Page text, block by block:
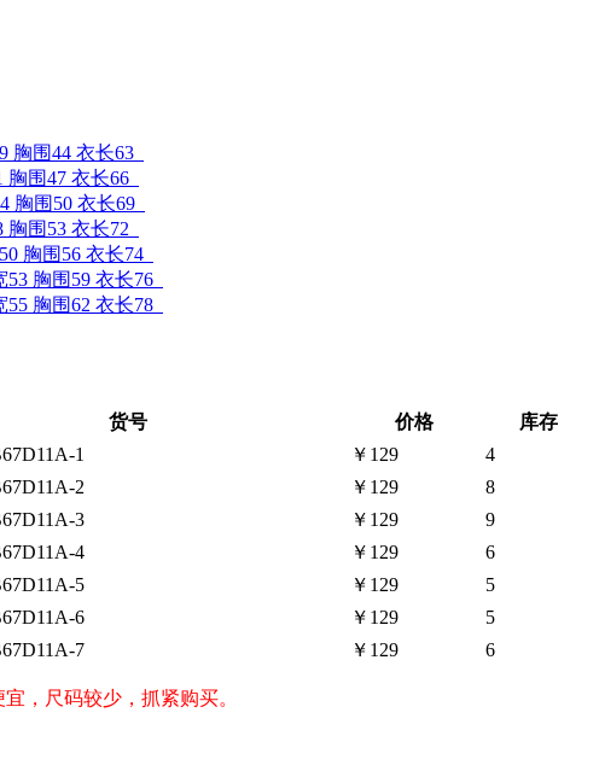
胸围44 衣长63
胸围47 衣长66
胸围50 衣长69
胸围53 衣长72
胸围56 衣长74
53 胸围59 衣长76
55 胸围62 衣长78
货号 价格
库存
1 ￥129
4
2 ￥129
8
3 ￥129
9
4 ￥129
6
5 ￥129
5
6 ￥129
5
7 ￥129 6
，尺码较少，抓紧购买。